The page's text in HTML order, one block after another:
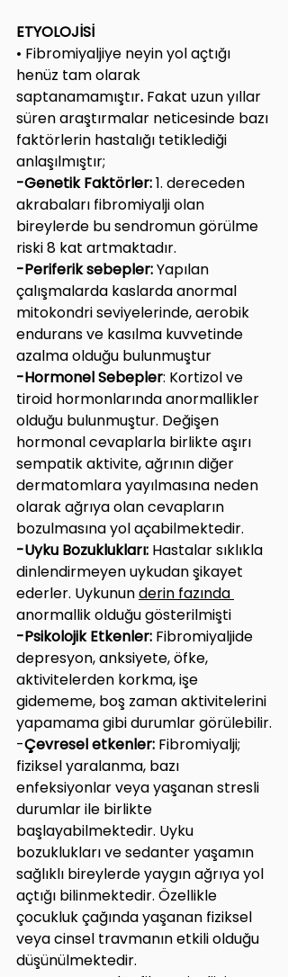
ETYOLOJİSİ
• Fibromiyaljiye neyin yol açtığı
henüz tam olarak
saptanamamıştır. Fakat uzun yıllar
süren araştırmalar neticesinde bazı
faktörlerin hastalığı tetiklediği
anlaşılmıştır;
-Genetik Faktörler: 1. dereceden
akrabaları fibromiyalji olan
bireylerde bu sendromun görülme
riski 8 kat artmaktadır.
-Periferik sebepler: Yapılan
çalışmalarda kaslarda anormal
mitokondri seviyelerinde, aerobik
endurans ve kasılma kuvvetinde
azalma olduğu bulunmuştur
-Hormonel Sebepler: Kortizol ve
tiroid hormonlarında anormallikler
olduğu bulunmuştur. Değişen
hormonal cevaplarla birlikte aşırı
sempatik aktivite, ağrının diğer
dermatomlara yayılmasına neden
olarak ağrıya olan cevapların
bozulmasına yol açabilmektedir.
-Uyku Bozuklukları: Hastalar sıklıkla
dinlendirmeyen uykudan şikayet
ederler. Uykunun derin fazında
anormallik olduğu gösterilmişti
-Psikolojik Etkenler: Fibromiyaljide
depresyon, anksiyete, öfke,
aktivitelerden korkma, işe
gidememe, boş zaman aktivitelerini
yapamama gibi durumlar görülebilir.
-Çevresel etkenler: Fibromiyalji;
fiziksel yaralanma, bazı
enfeksiyonlar veya yaşanan stresli
durumlar ile birlikte
başlayabilmektedir. Uyku
bozuklukları ve sedanter yaşamın
sağlıklı bireylerde yaygın ağrıya yol
açtığı bilinmektedir. Özellikle
çocukluk çağında yaşanan fiziksel
veya cinsel travmanın etkili olduğu
düşünülmektedir.